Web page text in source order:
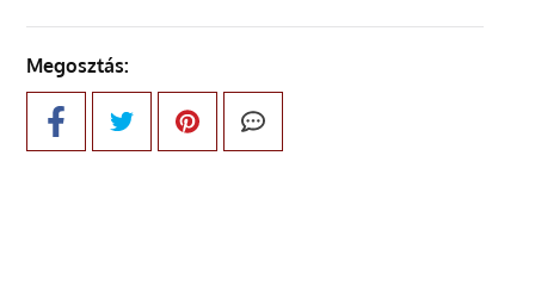
Megosztás: